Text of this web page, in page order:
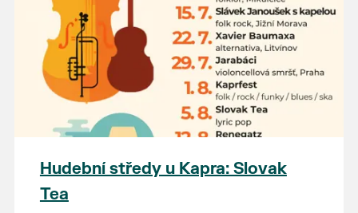
Hudební středy u Kapra: Slovak
Tea